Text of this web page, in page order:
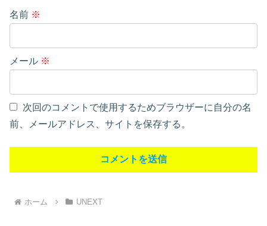
名前 ※
メール ※
次回のコメントで使用するためブラウザーに自分の名
前、メールアドレス、サイトを保存する。
ホーム UNEXT